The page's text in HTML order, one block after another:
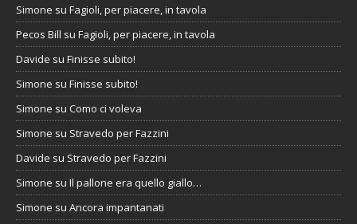
Simone su Fagioli, per piacere, in tavola
Pecos Bill su Fagioli, per piacere, in tavola
Davide su Finisse subito!
Simone su Finisse subito!
Simone su Como ci voleva
Simone su Stravedo per Fazzini
Davide su Stravedo per Fazzini
Simone su Il pallone era quello giallo…
Simone su Ancora impantanati